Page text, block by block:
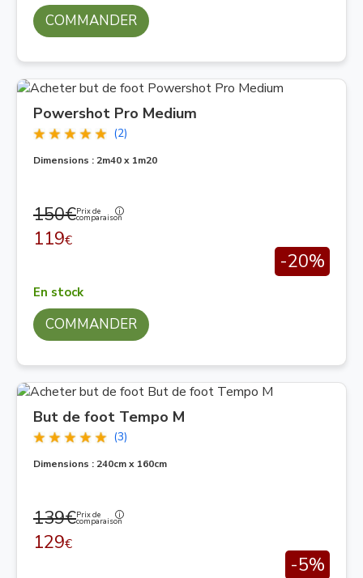
COMMANDER
Powershot Pro Medium
(2)
Dimensions : 2m40 x 1m20
150€Prix de
comparaison
119€
-20%
En stock
COMMANDER
But de foot Tempo M
(3)
Dimensions : 240cm x 160cm
139€Prix de
comparaison
129€
-5%